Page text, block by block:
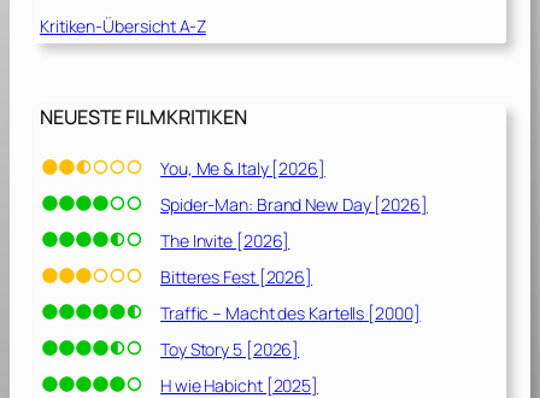
e
l
1
2
2
0
]
Kritiken-Übersicht A-Z
NEUESTE FILMKRITIKEN
You, Me & Italy [2026]
Spider-Man: Brand New Day [2026]
The Invite [2026]
Bitteres Fest [2026]
Traffic – Macht des Kartells [2000]
Toy Story 5 [2026]
H wie Habicht [2025]